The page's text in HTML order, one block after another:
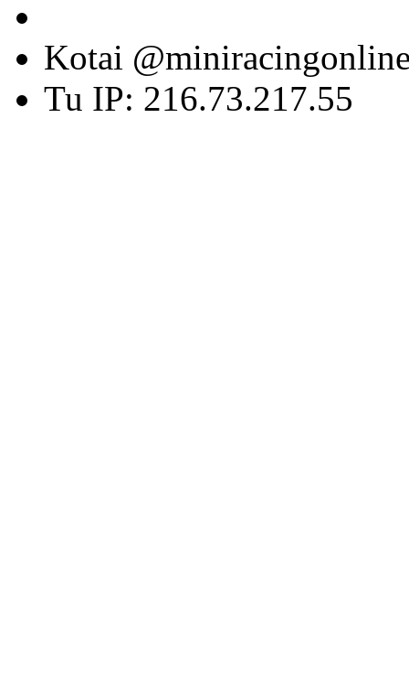
Kotai
Tu IP: 216.73.217.55